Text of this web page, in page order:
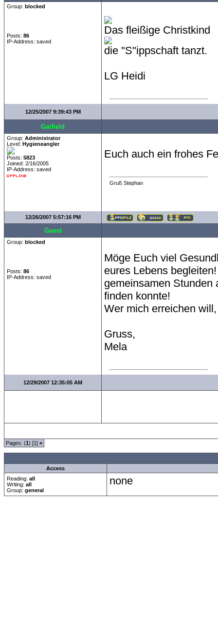
Group: blocked
Posts: 86
IP-Address: saved
Das fleißige Christkind
die "S"ippschaft tanzt.
LG Heidi
12/25/2007 9:39:43 PM
Garfield
Group: Administrator
Level: Hygieneangler
Posts: 5823
Joined: 2/16/2005
IP-Address: saved
Euch auch ein frohes
Gruß Stephan
12/26/2007 5:57:16 PM
Guest
Group: blocked
Posts: 86
IP-Address: saved
Möge Euch viel
eures Lebens
gemeinsamen Stunden
finden konnte!
Wer mich erreichen
Gruss,
Mela
12/29/2007 12:35:05 AM
Pages: (1) [1] »
Access
Reading: all
Writing: all
Group: general
none